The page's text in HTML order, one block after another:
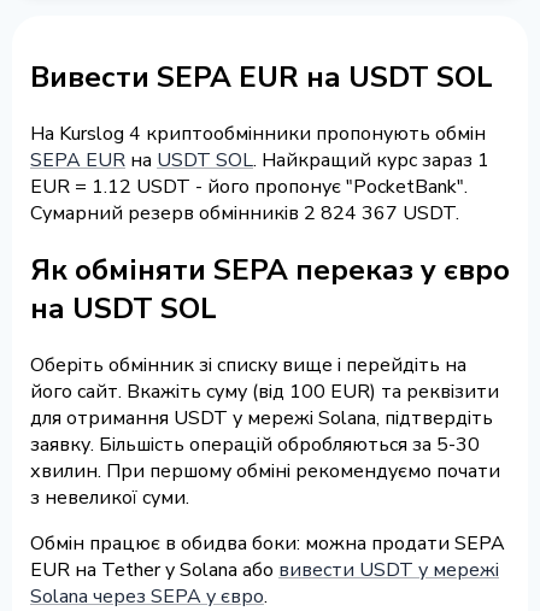
Вивести SEPA EUR на USDT SOL
На Kurslog 4 криптообмінники пропонують обмін
SEPA EUR на USDT SOL. Найкращий курс зараз 1
EUR = 1.12 USDT - його пропонує "PocketBank".
Сумарний резерв обмінників 2 824 367 USDT.
Як обміняти SEPA переказ у євро
на USDT SOL
Оберіть обмінник зі списку вище і перейдіть на
його сайт. Вкажіть суму (від 100 EUR) та реквізити
для отримання USDT у мережі Solana, підтвердіть
заявку. Більшість операцій обробляються за 5-30
хвилин. При першому обміні рекомендуємо почати
з невеликої суми.
Обмін працює в обидва боки: можна продати SEPA
EUR на Tether у Solana або вивести USDT у мережі
Solana через SEPA у євро.